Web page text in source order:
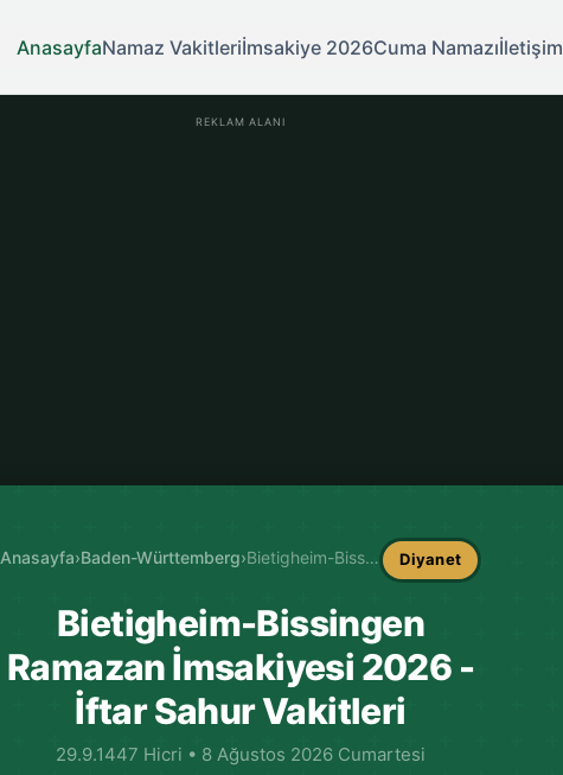
AnasayfaNamaz Vakitleriİmsakiye 2026Cuma Namazıİletişim
REKLAM ALANI
Anasayfa›Baden-Württemberg› Bietigheim-Bissingen İmsakiye Diyanet
Bietigheim-Bissingen
Ramazan İmsakiyesi 2026 -
İftar Sahur Vakitleri
29.9.1447 Hicri • 8 Ağustos 2026 Cumartesi